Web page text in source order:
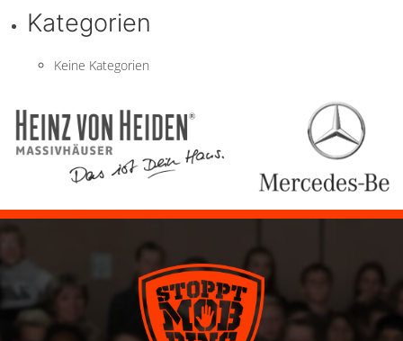
Kategorien
Keine Kategorien